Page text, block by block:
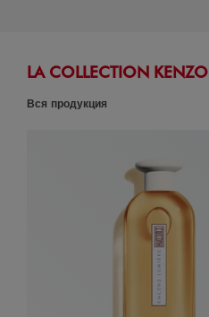
LA COLLECTION KENZO
Вся продукция